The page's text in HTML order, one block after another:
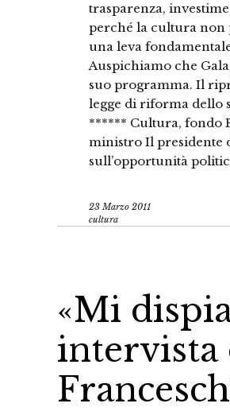
trasparenza,
perché la cultura non
una leva
Auspichiamo che
suo programma. Il
legge di riforma dello
****** Cultura, fondo
ministro Il presidente
sull’opportunità
23 Marzo 2011
cultura
«Mi
intervista